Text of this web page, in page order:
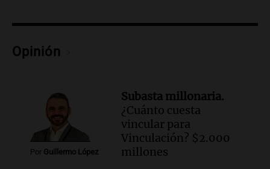
participación de miles de visitantes
Episodios
fenómeno del Niño
Panorama Federal
Episodios
Audio.
Una mujer de 40 años muere en
un accidente en la Ruta 321 cerca de
Opinión
Por Guillermo López
Subasta millonaria.
¿Cuánto cuesta
vincular para
Vinculación? $2.000
millones